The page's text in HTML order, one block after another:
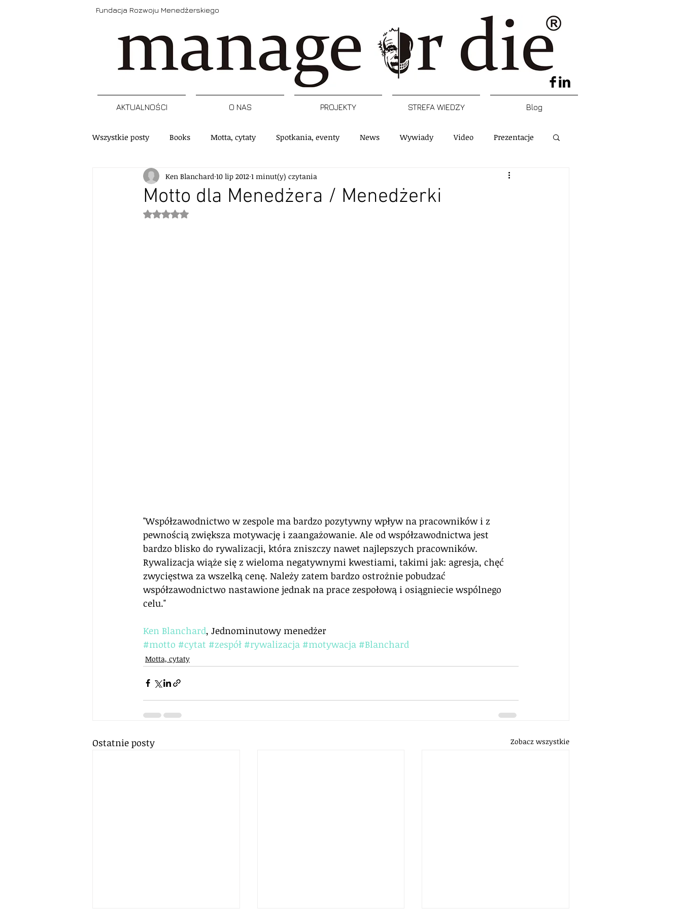
Fundacja Rozwoju Menedżerskiego
AKTUALNOŚCI O NAS PROJEKTY STREFA WIEDZY Blog
Wszystkie posty Books Motta, cytaty Spotkania, eventy News Wywiady Video Prezentacje
Narzędzia Refleksja Artykuły Podcast
Szkolenia, programy, certyfikacje
Motto dla Menedżera / Menedżerki
Ken Blanchard 10 lip 2012 1 minut(y) czytania
Oceniono na NaN z 5 gwiazdek.
"Współzawodnictwo w zespole ma bardzo pozytywny wpływ na pracowników i z
pewnością zwiększa motywację i zaangażowanie. Ale od współzawodnictwa jest
bardzo blisko do rywalizacji, która zniszczy nawet najlepszych pracowników.
Rywalizacja wiąże się z wieloma negatywnymi kwestiami, takimi jak: agresja, chęć
zwycięstwa za wszelką cenę. Należy zatem bardzo ostrożnie pobudzać
współzawodnictwo nastawione jednak na prace zespołową i osiągniecie wspólnego
celu."
Ken Blanchard, Jednominutowy menedżer
#motto #cytat #zespół #rywalizacja #motywacja #Blanchard
Motta, cytaty
Ostatnie posty Zobacz wszystkie